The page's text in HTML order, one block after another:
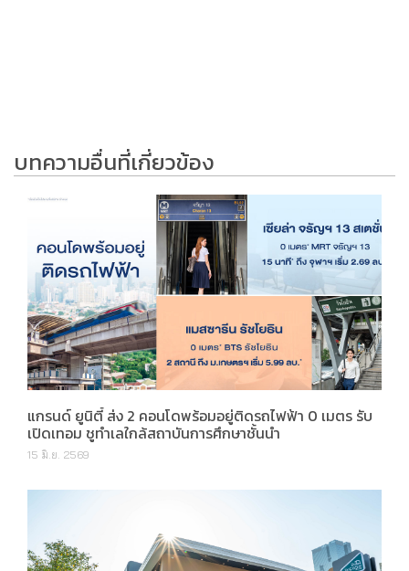
บทความอื่นที่เกี่ยวข้อง
แกรนด์ ยูนิตี้ ส่ง 2 คอนโดพร้อมอยู่ติดรถไฟฟ้า 0 เมตร รับ
เปิดเทอม ชูทำเลใกล้สถาบันการศึกษาชั้นนำ
15 มิ.ย. 2569